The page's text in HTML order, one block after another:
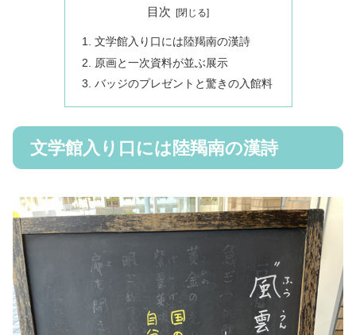
目次
文学館入り口には陸羯南の漢詩
原画と一次資料が並ぶ展示
バッジのプレゼントと驚きの入館料
文学館入り口には陸羯南の漢詩